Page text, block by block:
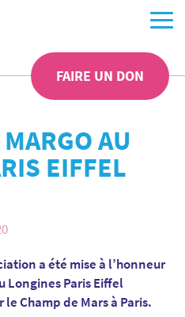
FAIRE UN DON
AU
EIFFEL
a été mise à l’honneur
Longines Paris Eiffel
Champ de Mars à Paris.